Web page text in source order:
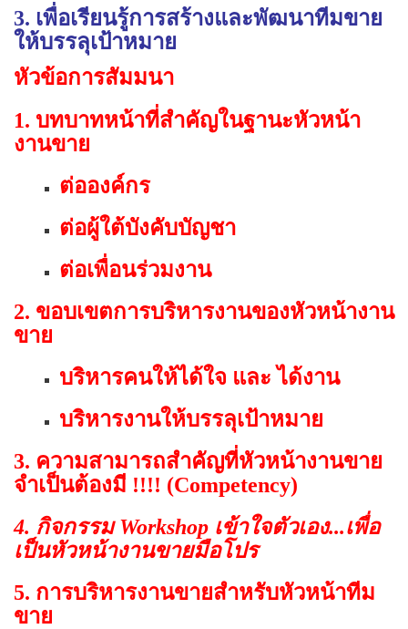
3. เพื่อเรียนรู้การสร้างและพัฒนาทีมขาย
ให้บรรลุเป้าหมาย
หัวข้อการสัมมนา
1. บทบาทหน้าที่สำคัญในฐานะหัวหน้า
งานขาย
ต่อองค์กร
ต่อผู้ใต้บังคับบัญชา
ต่อเพื่อนร่วมงาน
2. ขอบเขตการบริหารงานของหัวหน้างาน
ขาย
บริหารคนให้ได้ใจ และ ได้งาน
บริหารงานให้บรรลุเป้าหมาย
3. ความสามารถสำคัญที่หัวหน้างานขาย
จำเป็นต้องมี !!!! (Competency)
4. กิจกรรม Workshop เข้าใจตัวเอง...เพื่อ
เป็นหัวหน้างานขายมือโปร
5. การบริหารงานขายสำหรับหัวหน้าทีม
ขาย